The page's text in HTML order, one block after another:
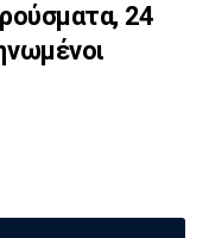
24